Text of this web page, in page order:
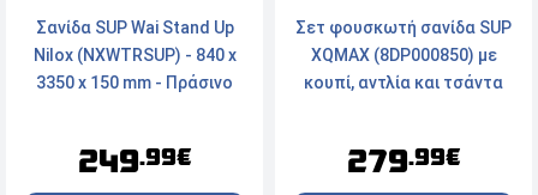
Σανίδα SUP Wai Stand Up
Nilox (NXWTRSUP) - 840 x
3350 x 150 mm - Πράσινο
249.99€
Σετ φουσκωτή σανίδα SUP
XQMAX (8DP000850) με
κουπί, αντλία και τσάντα
279.99€